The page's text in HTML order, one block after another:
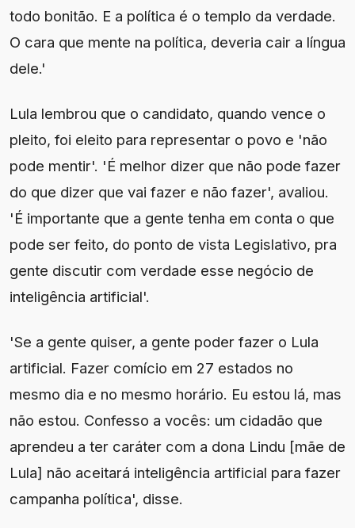
todo bonitão. E a política é o templo da verdade.
O cara que mente na política, deveria cair a língua
dele.'
Lula lembrou que o candidato, quando vence o
pleito, foi eleito para representar o povo e 'não
pode mentir'. 'É melhor dizer que não pode fazer
do que dizer que vai fazer e não fazer', avaliou.
'É importante que a gente tenha em conta o que
pode ser feito, do ponto de vista Legislativo, pra
gente discutir com verdade esse negócio de
inteligência artificial'.
'Se a gente quiser, a gente poder fazer o Lula
artificial. Fazer comício em 27 estados no
mesmo dia e no mesmo horário. Eu estou lá, mas
não estou. Confesso a vocês: um cidadão que
aprendeu a ter caráter com a dona Lindu [mãe de
Lula] não aceitará inteligência artificial para fazer
campanha política', disse.